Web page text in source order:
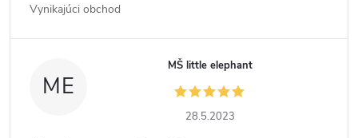
Vynikajúci obchod
ME
MŠ little elephant
28.5.2023